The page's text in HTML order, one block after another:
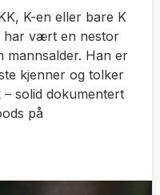
K-en eller bare K
har vært en nestor
mannsalder. Han er
kjenner og tolker
solid dokumentert
på